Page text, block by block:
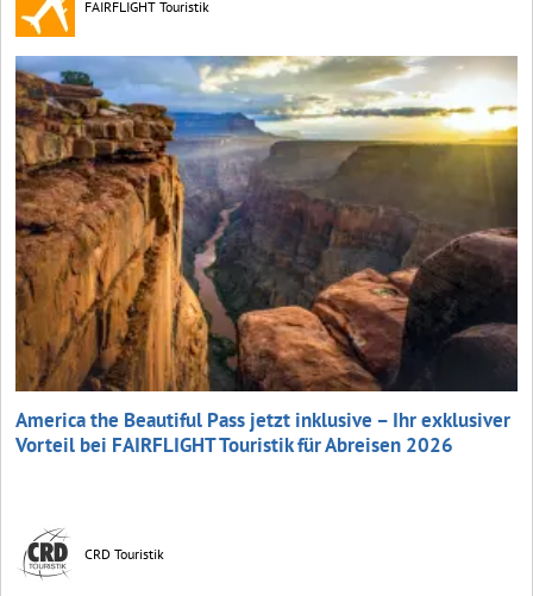
FAIRFLIGHT Touristik
America the Beautiful Pass jetzt inklusive – Ihr exklusiver
Vorteil bei FAIRFLIGHT Touristik für Abreisen 2026
CRD Touristik